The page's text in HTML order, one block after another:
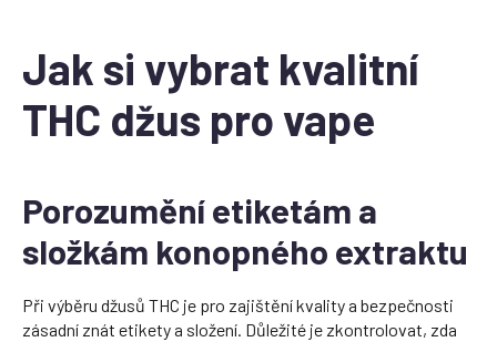
Jak si vybrat kvalitní
THC džus pro vape
Porozumění etiketám a
složkám konopného extraktu
Při výběru džusů THC je pro zajištění kvality a bezpečnosti
zásadní znát etikety a složení. Důležité je zkontrolovat, zda